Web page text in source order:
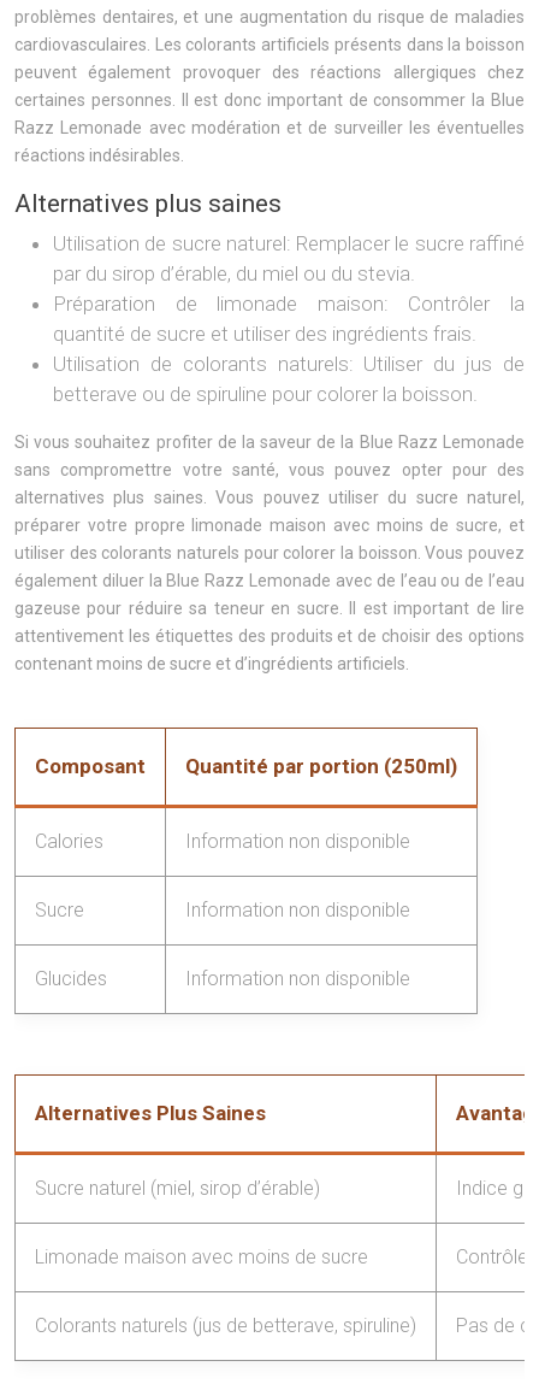
problèmes dentaires, et une augmentation du risque de maladies
cardiovasculaires. Les colorants artificiels présents dans la boisson
peuvent également provoquer des réactions allergiques chez
certaines personnes. Il est donc important de consommer la Blue
Razz Lemonade avec modération et de surveiller les éventuelles
réactions indésirables.
Alternatives plus saines
Utilisation de sucre naturel: Remplacer le sucre raffiné
par du sirop d’érable, du miel ou du stevia.
Préparation de limonade maison: Contrôler la
quantité de sucre et utiliser des ingrédients frais.
Utilisation de colorants naturels: Utiliser du jus de
betterave ou de spiruline pour colorer la boisson.
Si vous souhaitez profiter de la saveur de la Blue Razz Lemonade
sans compromettre votre santé, vous pouvez opter pour des
alternatives plus saines. Vous pouvez utiliser du sucre naturel,
préparer votre propre limonade maison avec moins de sucre, et
utiliser des colorants naturels pour colorer la boisson. Vous pouvez
également diluer la Blue Razz Lemonade avec de l’eau ou de l’eau
gazeuse pour réduire sa teneur en sucre. Il est important de lire
attentivement les étiquettes des produits et de choisir des options
contenant moins de sucre et d’ingrédients artificiels.
Composant Quantité par portion (250ml)
Calories Information non disponible
Sucre Information non disponible
Glucides Information non disponible
Alternatives Plus Saines
Sucre naturel (miel, sirop d’érable) Indice
Limonade maison avec moins de sucre Contrôle
Colorants naturels (jus de betterave, spiruline) Pas de